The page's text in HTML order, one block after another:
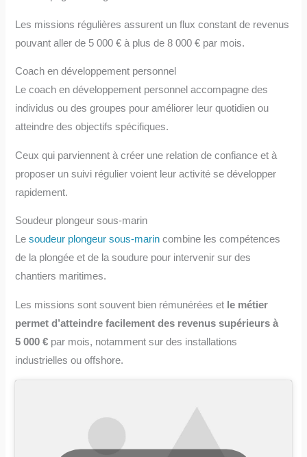
Les missions régulières assurent un flux constant de revenus
pouvant aller de 5 000 € à plus de 8 000 € par mois.
Coach en développement personnel
Le coach en développement personnel accompagne des
individus ou des groupes pour améliorer leur quotidien ou
atteindre des objectifs spécifiques.
Ceux qui parviennent à créer une relation de confiance et à
proposer un suivi régulier voient leur activité se développer
rapidement.
Soudeur plongeur sous-marin
Lesoudeur plongeur sous-marin combine les compétences
de la plongée et de la soudure pour intervenir sur des
chantiers maritimes.
Les missions sont souvent bien rémunérées et le métier
permet d’atteindre facilement des revenus supérieurs à
5 000 € par mois, notamment sur des installations
industrielles ou offshore.